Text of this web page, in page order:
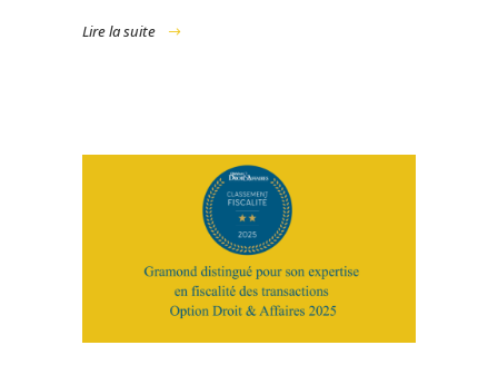
Lire la suite